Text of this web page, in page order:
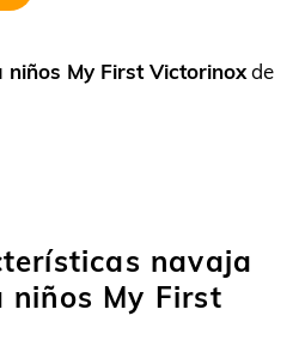
My First Victorinoxde
navaja
My First